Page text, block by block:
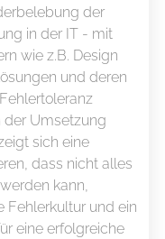
der
in der IT - mit
wie z.B. Design
und deren
der Umsetzung
sich eine
dass nicht alles
kann,
Fehlerkultur und ein
eine erfolgreiche